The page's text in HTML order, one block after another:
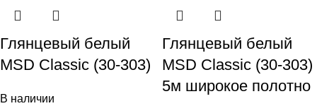
Глянцевый белый
MSD Classic (30-303)
В наличии
Глянцевый белый
MSD Classic (30-303)
5м широкое полотно